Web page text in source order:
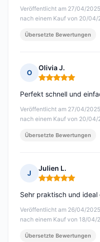
Veröffentlicht am 27/04/
nach einem Kauf von 20/04/
Übersetzte Bewertungen
O
Olivia J.
Hinweis: 5 von 5
Veröffentlicht am 27/04/
nach einem Kauf von 20/04/
Perfekt schnell und
Übersetzte Bewertungen
J
Julien L.
Hinweis: 5 von 5
Veröffentlicht am 26/04/
nach einem Kauf von 18/04/
Sehr praktisch und ideal
Übersetzte Bewertungen